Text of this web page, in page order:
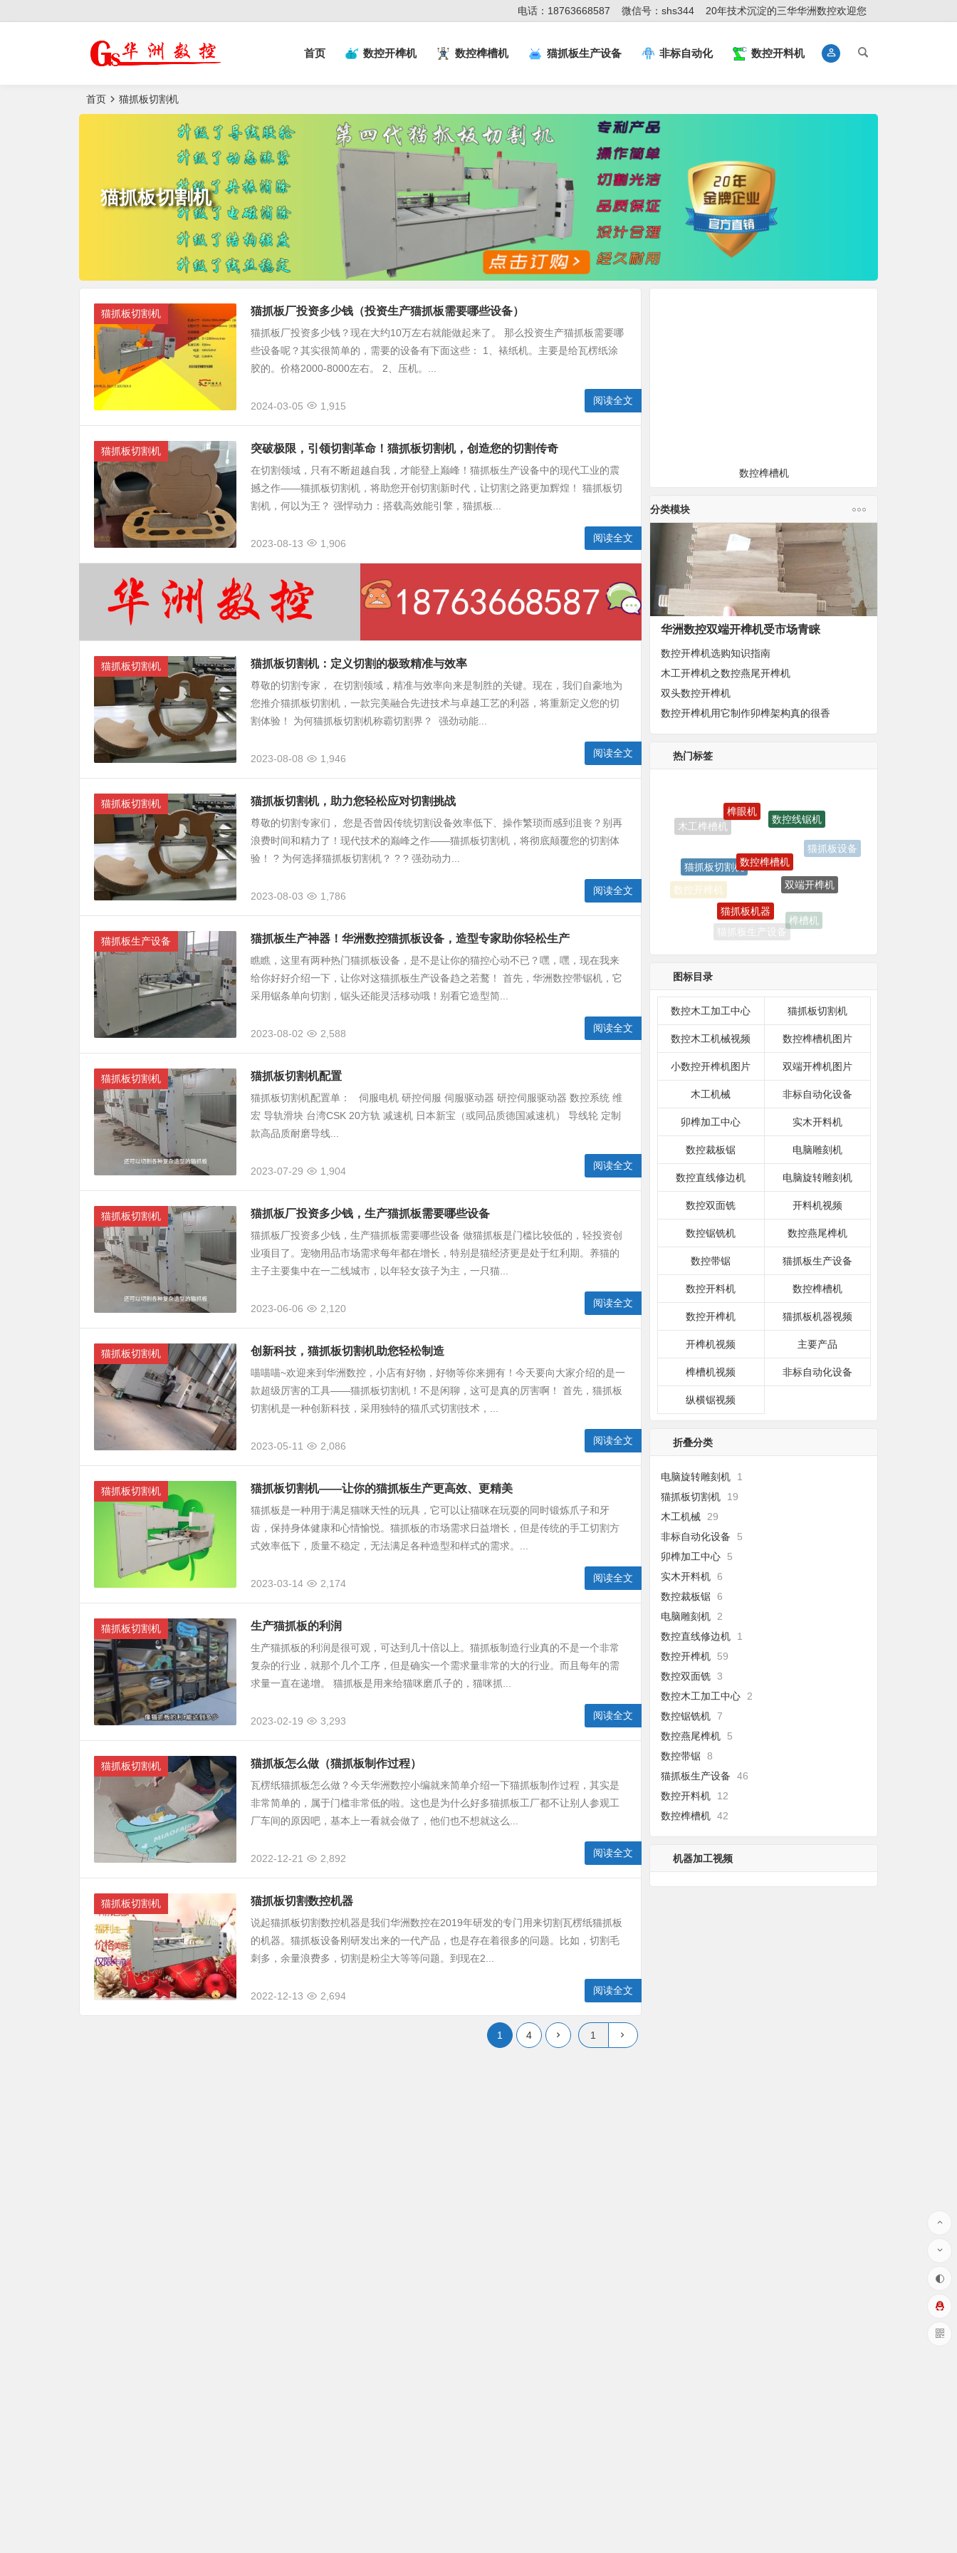
电话：18763668587 微信号：shs344 20年技术沉淀的三华华洲数控欢迎您
榫槽机|猫抓板生
产设备|非标 首页 数控开榫机 数控榫槽机 猫抓板生产设备 非标自动化 数控开料机
首页 猫抓板切割机
猫抓板切割机
猫抓板切割机 猫抓板厂投资多少钱（投资生产猫抓板需要哪些设备）
猫抓板厂投资多少钱？现在大约10万左右就能做起来了。 那么投资生产猫抓板需要哪
些设备呢？其实很简单的，需要的设备有下面这些： 1、裱纸机。主要是给瓦楞纸涂
胶的。价格2000-8000左右。 2、压机。...
2024-03-05 1,915 阅读全文
猫抓板切割机 突破极限，引领切割革命！猫抓板切割机，创造您的切割传奇
在切割领域，只有不断超越自我，才能登上巅峰！猫抓板生产设备中的现代工业的震
撼之作——猫抓板切割机，将助您开创切割新时代，让切割之路更加辉煌！ 猫抓板切
割机，何以为王？ 强悍动力：搭载高效能引擎，猫抓板...
2023-08-13 1,906 阅读全文
猫抓板切割机 猫抓板切割机：定义切割的极致精准与效率
尊敬的切割专家， 在切割领域，精准与效率向来是制胜的关键。现在，我们自豪地为
您推介猫抓板切割机，一款完美融合先进技术与卓越工艺的利器，将重新定义您的切
割体验！ 为何猫抓板切割机称霸切割界？ 强劲动能...
2023-08-08 1,946 阅读全文
猫抓板切割机 猫抓板切割机，助力您轻松应对切割挑战
尊敬的切割专家们， 您是否曾因传统切割设备效率低下、操作繁琐而感到沮丧？别再
浪费时间和精力了！现代技术的巅峰之作——猫抓板切割机，将彻底颠覆您的切割体
验！ ? 为何选择猫抓板切割机？ ? ? 强劲动力...
2023-08-03 1,786 阅读全文
猫抓板生产设备 猫抓板生产神器！华洲数控猫抓板设备，造型专家助你轻松生产
瞧瞧，这里有两种热门猫抓板设备，是不是让你的猫控心动不已？嘿，嘿，现在我来
给你好好介绍一下，让你对这猫抓板生产设备趋之若鹜！ 首先，华洲数控带锯机，它
采用锯条单向切割，锯头还能灵活移动哦！别看它造型简...
2023-08-02 2,588 阅读全文
猫抓板切割机 猫抓板切割机配置
猫抓板切割机配置单： 伺服电机 研控伺服 伺服驱动器 研控伺服驱动器 数控系统 维
宏 导轨滑块 台湾CSK 20方轨 减速机 日本新宝（或同品质德国减速机） 导线轮 定制
款高品质耐磨导线...
2023-07-29 1,904 阅读全文
猫抓板切割机 猫抓板厂投资多少钱，生产猫抓板需要哪些设备
猫抓板厂投资多少钱，生产猫抓板需要哪些设备 做猫抓板是门槛比较低的，轻投资创
业项目了。宠物用品市场需求每年都在增长，特别是猫经济更是处于红利期。养猫的
主子主要集中在一二线城市，以年轻女孩子为主，一只猫...
2023-06-06 2,120 阅读全文
猫抓板切割机 创新科技，猫抓板切割机助您轻松制造
喵喵喵~欢迎来到华洲数控，小店有好物，好物等你来拥有！今天要向大家介绍的是一
款超级厉害的工具——猫抓板切割机！不是闲聊，这可是真的厉害啊！ 首先，猫抓板
切割机是一种创新科技，采用独特的猫爪式切割技术，...
2023-05-11 2,086 阅读全文
猫抓板切割机 猫抓板切割机——让你的猫抓板生产更高效、更精美
猫抓板是一种用于满足猫咪天性的玩具，它可以让猫咪在玩耍的同时锻炼爪子和牙
齿，保持身体健康和心情愉悦。猫抓板的市场需求日益增长，但是传统的手工切割方
式效率低下，质量不稳定，无法满足各种造型和样式的需求。...
2023-03-14 2,174 阅读全文
猫抓板切割机 生产猫抓板的利润
生产猫抓板的利润是很可观，可达到几十倍以上。猫抓板制造行业真的不是一个非常
复杂的行业，就那个几个工序，但是确实一个需求量非常的大的行业。而且每年的需
求量一直在递增。 猫抓板是用来给猫咪磨爪子的，猫咪抓...
2023-02-19 3,293 阅读全文
猫抓板切割机 猫抓板怎么做（猫抓板制作过程）
瓦楞纸猫抓板怎么做？今天华洲数控小编就来简单介绍一下猫抓板制作过程，其实是
非常简单的，属于门槛非常低的啦。这也是为什么好多猫抓板工厂都不让别人参观工
厂车间的原因吧，基本上一看就会做了，他们也不想就这么...
2022-12-21 2,892 阅读全文
猫抓板切割机 猫抓板切割数控机器
说起猫抓板切割数控机器是我们华洲数控在2019年研发的专门用来切割瓦楞纸猫抓板
的机器。猫抓板设备刚研发出来的一代产品，也是存在着很多的问题。比如，切割毛
刺多，余量浪费多，切割是粉尘大等等问题。到现在2...
2022-12-13 2,694 阅读全文
1 4
数控榫槽机
分类模块
华洲数控双端开榫机受市场青睐
数控开榫机选购知识指南
木工开榫机之数控燕尾开榫机
双头数控开榫机
数控开榫机用它制作卯榫架构真的很香
热门标签
猫抓板设备
数控开榫机
数控榫槽机
双端开榫机
猫抓板生产设备
猫抓板机器
图标目录
数控木工加工中心 猫抓板切割机
数控木工机械视频 数控榫槽机图片
小数控开榫机图片 双端开榫机图片
木工机械 非标自动化设备
卯榫加工中心 实木开料机
数控裁板锯 电脑雕刻机
数控直线修边机 电脑旋转雕刻机
数控双面铣 开料机视频
数控锯铣机 数控燕尾榫机
数控带锯 猫抓板生产设备
数控开料机 数控榫槽机
数控开榫机 猫抓板机器视频
开榫机视频 主要产品
榫槽机视频 非标自动化设备
纵横锯视频
折叠分类
电脑旋转雕刻机
1
猫抓板切割机
19
木工机械
29
非标自动化设备
5
卯榫加工中心
5
实木开料机 6
数控裁板锯 6
电脑雕刻机
2
数控直线修边机
1
数控开榫机
59
数控双面铣 3
数控木工加工中心
2
数控锯铣机 7
数控燕尾榫机
5
数控带锯 8
猫抓板生产设备
46
数控开料机
12
数控榫槽机 42
机器加工视频